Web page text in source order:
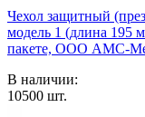
Чехол защитный
модель 1 (длина 195
пакете, ООО АМС-
В наличии:
10500 шт.